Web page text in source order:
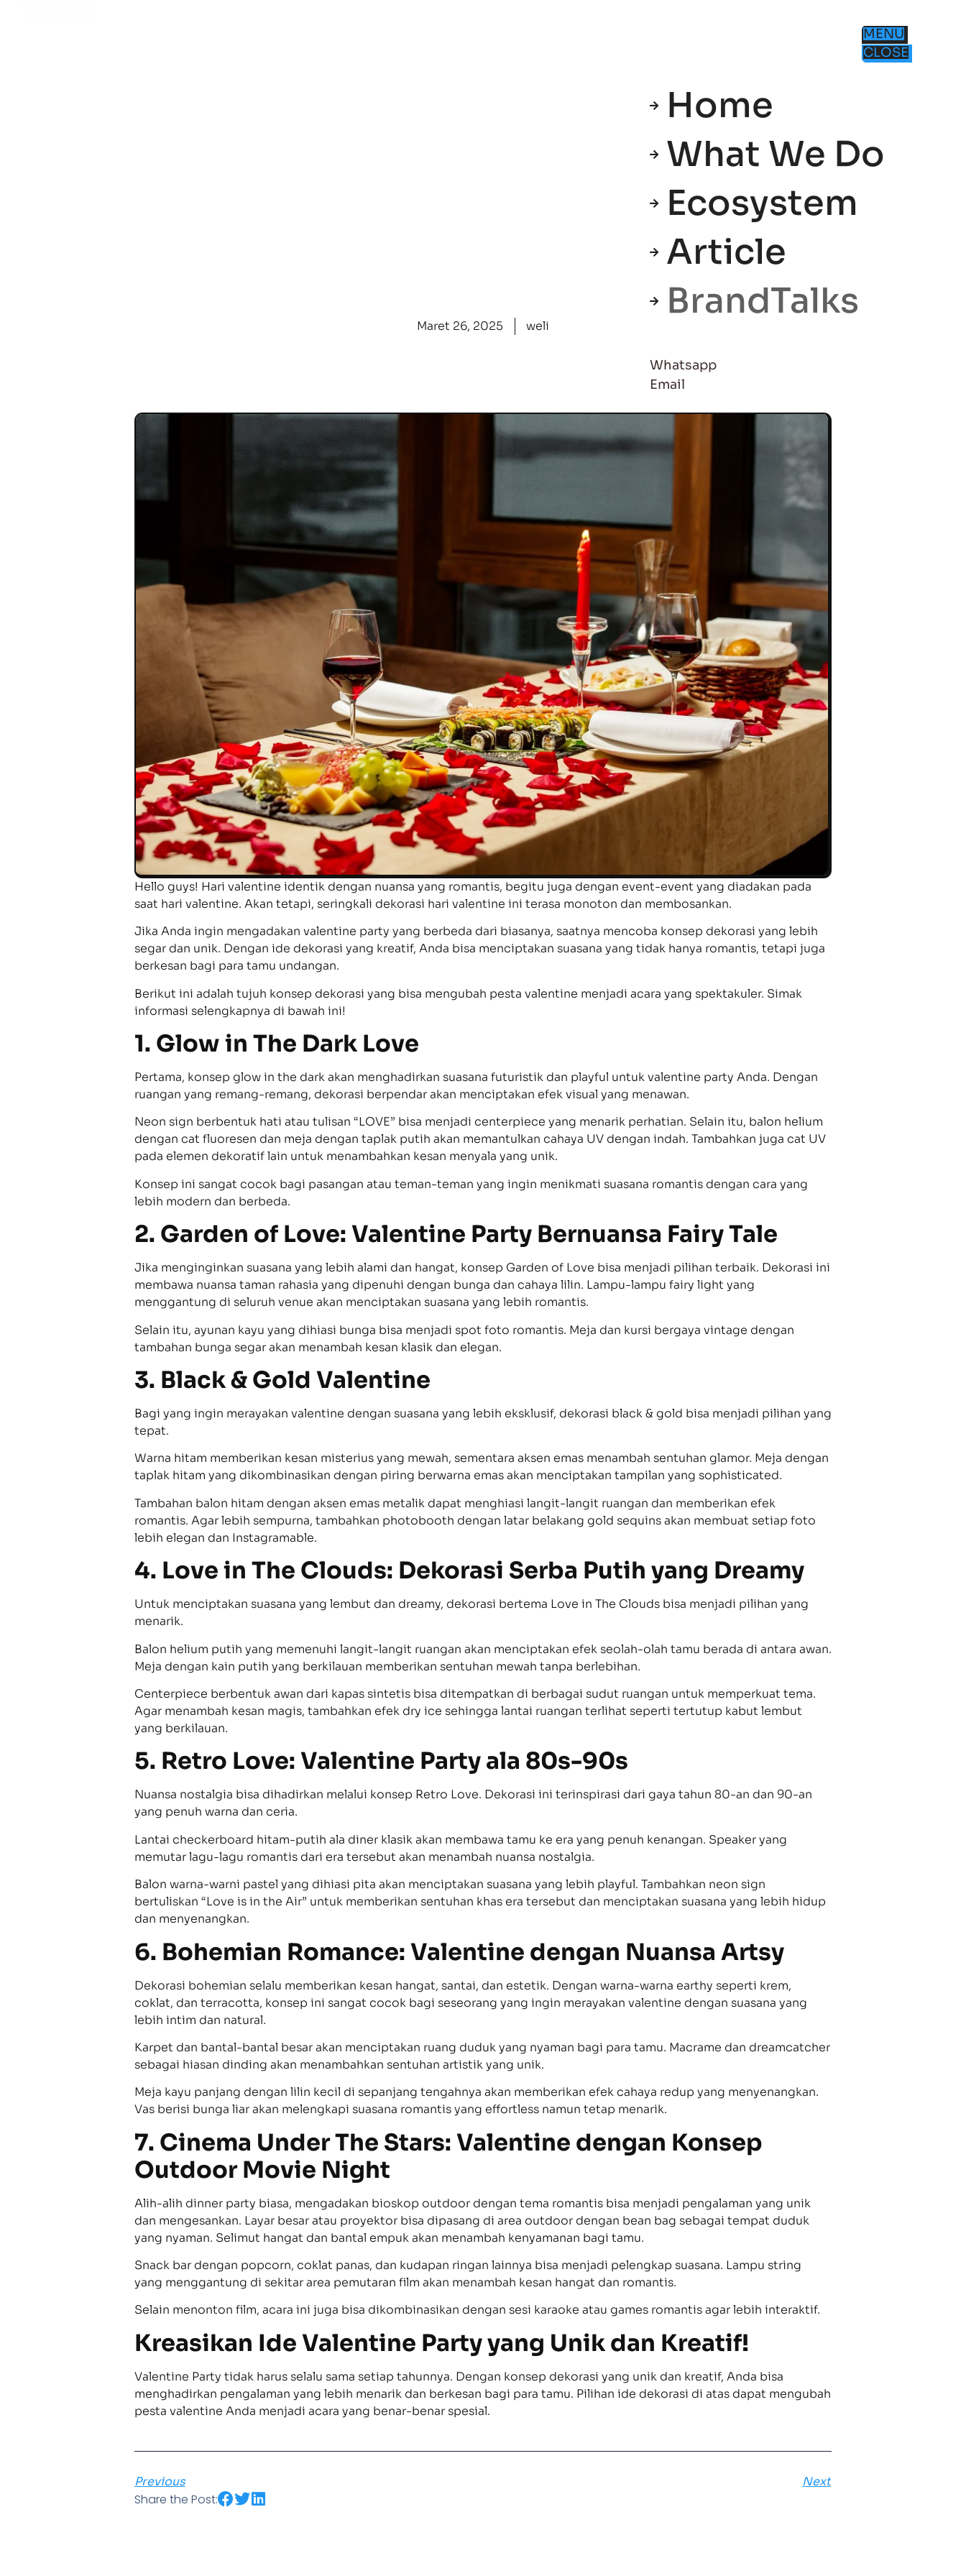
MENU
CLOSE
Home
What We Do
Ecosystem
Article
BrandTalks
Whatsapp
Email
Maret 26, 2025 weli
Hello guys! Hari valentine identik dengan nuansa yang romantis, begitu juga dengan event-event yang diadakan pada
saat hari valentine. Akan tetapi, seringkali dekorasi hari valentine ini terasa monoton dan membosankan.
Jika Anda ingin mengadakan valentine party yang berbeda dari biasanya, saatnya mencoba konsep dekorasi yang lebih
segar dan unik. Dengan ide dekorasi yang kreatif, Anda bisa menciptakan suasana yang tidak hanya romantis, tetapi juga
berkesan bagi para tamu undangan.
Berikut ini adalah tujuh konsep dekorasi yang bisa mengubah pesta valentine menjadi acara yang spektakuler. Simak
informasi selengkapnya di bawah ini!
1. Glow in The Dark Love
Pertama, konsep glow in the dark akan menghadirkan suasana futuristik dan playful untuk valentine party Anda. Dengan
ruangan yang remang-remang, dekorasi berpendar akan menciptakan efek visual yang menawan.
Neon sign berbentuk hati atau tulisan “LOVE” bisa menjadi centerpiece yang menarik perhatian. Selain itu, balon helium
dengan cat fluoresen dan meja dengan taplak putih akan memantulkan cahaya UV dengan indah. Tambahkan juga cat UV
pada elemen dekoratif lain untuk menambahkan kesan menyala yang unik.
Konsep ini sangat cocok bagi pasangan atau teman-teman yang ingin menikmati suasana romantis dengan cara yang
lebih modern dan berbeda.
2. Garden of Love: Valentine Party Bernuansa Fairy Tale
Jika menginginkan suasana yang lebih alami dan hangat, konsep Garden of Love bisa menjadi pilihan terbaik. Dekorasi ini
membawa nuansa taman rahasia yang dipenuhi dengan bunga dan cahaya lilin. Lampu-lampu fairy light yang
menggantung di seluruh venue akan menciptakan suasana yang lebih romantis.
Selain itu, ayunan kayu yang dihiasi bunga bisa menjadi spot foto romantis. Meja dan kursi bergaya vintage dengan
tambahan bunga segar akan menambah kesan klasik dan elegan.
3. Black & Gold Valentine
Bagi yang ingin merayakan valentine dengan suasana yang lebih eksklusif, dekorasi black & gold bisa menjadi pilihan yang
tepat.
Warna hitam memberikan kesan misterius yang mewah, sementara aksen emas menambah sentuhan glamor. Meja dengan
taplak hitam yang dikombinasikan dengan piring berwarna emas akan menciptakan tampilan yang sophisticated.
Tambahan balon hitam dengan aksen emas metalik dapat menghiasi langit-langit ruangan dan memberikan efek
romantis. Agar lebih sempurna, tambahkan photobooth dengan latar belakang gold sequins akan membuat setiap foto
lebih elegan dan Instagramable.
4. Love in The Clouds: Dekorasi Serba Putih yang Dreamy
Untuk menciptakan suasana yang lembut dan dreamy, dekorasi bertema Love in The Clouds bisa menjadi pilihan yang
menarik.
Balon helium putih yang memenuhi langit-langit ruangan akan menciptakan efek seolah-olah tamu berada di antara awan.
Meja dengan kain putih yang berkilauan memberikan sentuhan mewah tanpa berlebihan.
Centerpiece berbentuk awan dari kapas sintetis bisa ditempatkan di berbagai sudut ruangan untuk memperkuat tema.
Agar menambah kesan magis, tambahkan efek dry ice sehingga lantai ruangan terlihat seperti tertutup kabut lembut
yang berkilauan.
5. Retro Love: Valentine Party ala 80s-90s
Nuansa nostalgia bisa dihadirkan melalui konsep Retro Love. Dekorasi ini terinspirasi dari gaya tahun 80-an dan 90-an
yang penuh warna dan ceria.
Lantai checkerboard hitam-putih ala diner klasik akan membawa tamu ke era yang penuh kenangan. Speaker yang
memutar lagu-lagu romantis dari era tersebut akan menambah nuansa nostalgia.
Balon warna-warni pastel yang dihiasi pita akan menciptakan suasana yang lebih playful. Tambahkan neon sign
bertuliskan “Love is in the Air” untuk memberikan sentuhan khas era tersebut dan menciptakan suasana yang lebih hidup
dan menyenangkan.
6. Bohemian Romance: Valentine dengan Nuansa Artsy
Dekorasi bohemian selalu memberikan kesan hangat, santai, dan estetik. Dengan warna-warna earthy seperti krem,
coklat, dan terracotta, konsep ini sangat cocok bagi seseorang yang ingin merayakan valentine dengan suasana yang
lebih intim dan natural.
Karpet dan bantal-bantal besar akan menciptakan ruang duduk yang nyaman bagi para tamu. Macrame dan dreamcatcher
sebagai hiasan dinding akan menambahkan sentuhan artistik yang unik.
Meja kayu panjang dengan lilin kecil di sepanjang tengahnya akan memberikan efek cahaya redup yang menyenangkan.
Vas berisi bunga liar akan melengkapi suasana romantis yang effortless namun tetap menarik.
7. Cinema Under The Stars: Valentine dengan Konsep
Outdoor Movie Night
Alih-alih dinner party biasa, mengadakan bioskop outdoor dengan tema romantis bisa menjadi pengalaman yang unik
dan mengesankan. Layar besar atau proyektor bisa dipasang di area outdoor dengan bean bag sebagai tempat duduk
yang nyaman. Selimut hangat dan bantal empuk akan menambah kenyamanan bagi tamu.
Snack bar dengan popcorn, coklat panas, dan kudapan ringan lainnya bisa menjadi pelengkap suasana. Lampu string
yang menggantung di sekitar area pemutaran film akan menambah kesan hangat dan romantis.
Selain menonton film, acara ini juga bisa dikombinasikan dengan sesi karaoke atau games romantis agar lebih interaktif.
Kreasikan Ide Valentine Party yang Unik dan Kreatif!
Valentine Party tidak harus selalu sama setiap tahunnya. Dengan konsep dekorasi yang unik dan kreatif, Anda bisa
menghadirkan pengalaman yang lebih menarik dan berkesan bagi para tamu. Pilihan ide dekorasi di atas dapat mengubah
pesta valentine Anda menjadi acara yang benar-benar spesial.
Previous Next
Share the Post: